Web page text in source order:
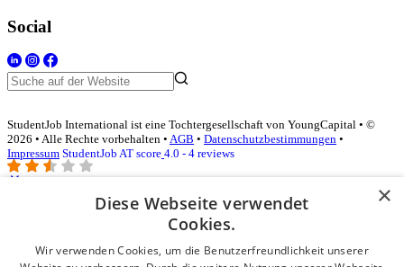
Social
StudentJob International ist eine Tochtergesellschaft von YoungCapital • ©
2026 • Alle Rechte vorbehalten • AGB • Datenschutzbestimmungen •
Impressum StudentJob AT score 4.0 - 4 reviews
Login für Unternehmen
E-Mail*
×
Diese Webseite verwendet
Cookies.
Wir verwenden Cookies, um die Benutzerfreundlichkeit unserer